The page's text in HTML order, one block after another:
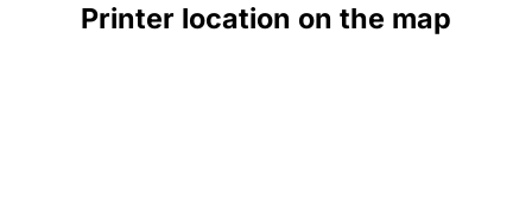
Printer location on the map